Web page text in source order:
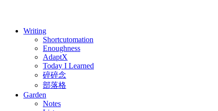
Writing
Shortcutomation
Enoughness
AdaptX
Today I Learned
碎碎念
部落格
Garden
Notes